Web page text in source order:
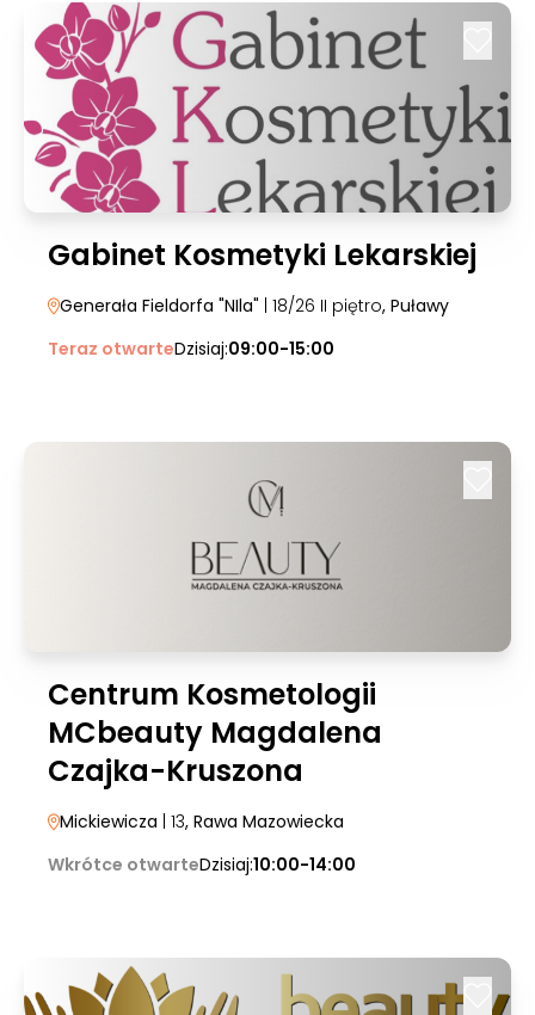
Gabinet Kosmetyki Lekarskiej
Generała Fieldorfa "NIla" | 18/26 II piętro, Puławy
Teraz otwarteDzisiaj:09:00-15:00
Centrum Kosmetologii
MCbeauty Magdalena
Czajka-Kruszona
Mickiewicza | 13, Rawa Mazowiecka
Wkrótce otwarteDzisiaj:10:00-14:00